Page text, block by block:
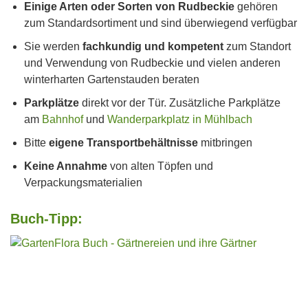
Einige Arten oder Sorten von Rudbeckie gehören
zum Standardsortiment und sind überwiegend verfügbar
Sie werden fachkundig und kompetent zum Standort
und Verwendung von Rudbeckie und vielen anderen
winterharten Gartenstauden beraten
Parkplätze direkt vor der Tür. Zusätzliche Parkplätze
am Bahnhofund Wanderparkplatz in Mühlbach
Bitte eigene Transportbehältnisse mitbringen
Keine Annahme von alten Töpfen und
Verpackungsmaterialien
Buch-Tipp: